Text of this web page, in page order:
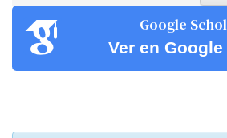
Google
Ver en